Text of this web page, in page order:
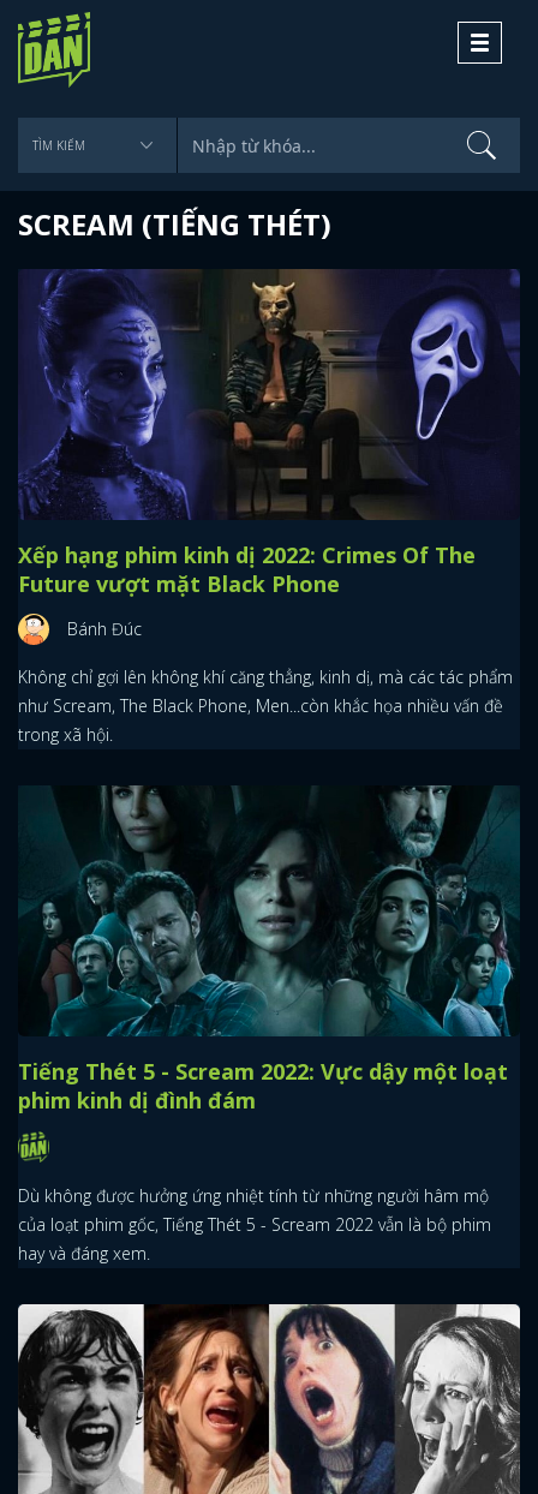
Toggle
SCREAM (TIẾNG THÉT)
Xếp hạng phim kinh dị 2022: Crimes Of The
Future vượt mặt Black Phone
Bánh Đúc
Không chỉ gợi lên không khí căng thẳng, kinh dị, mà các tác phẩm
như Scream, The Black Phone, Men...còn khắc họa nhiều vấn đề
trong xã hội.
Tiếng Thét 5 - Scream 2022: Vực dậy một loạt
phim kinh dị đình đám
Dù không được hưởng ứng nhiệt tính từ những người hâm mộ
của loạt phim gốc, Tiếng Thét 5 - Scream 2022 vẫn là bộ phim
hay và đáng xem.